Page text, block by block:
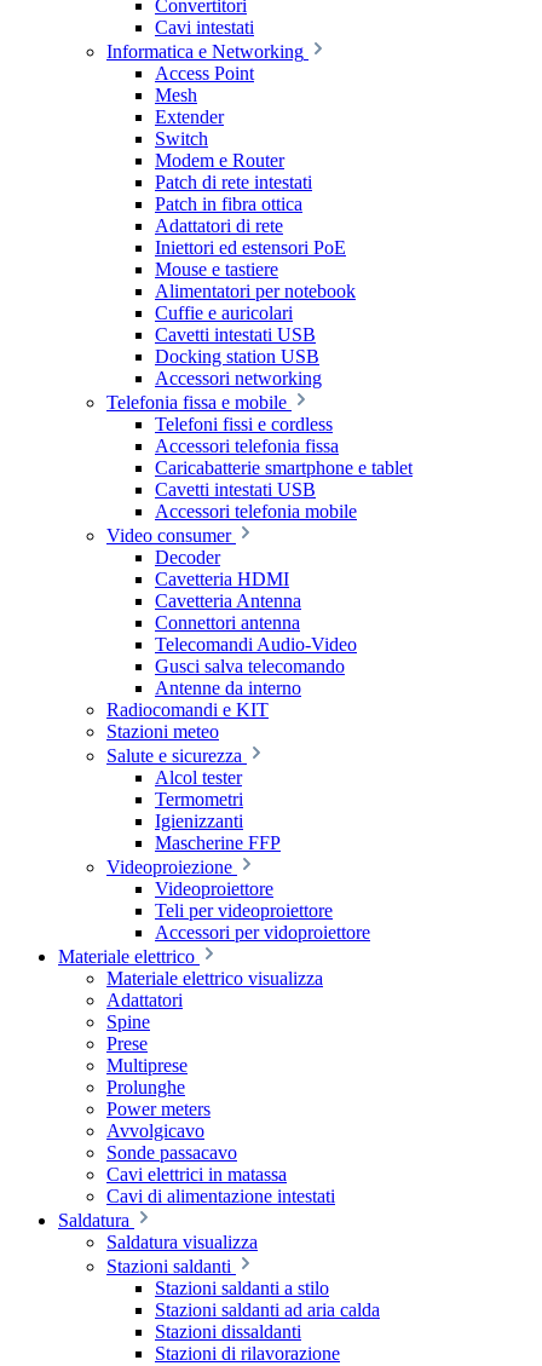
Convertitori
Cavi intestati
Informatica e Networking
Access Point
Mesh
Extender
Switch
Modem e Router
Patch di rete intestati
Patch in fibra ottica
Adattatori di rete
Iniettori ed estensori PoE
Mouse e tastiere
Alimentatori per notebook
Cuffie e auricolari
Cavetti intestati USB
Docking station USB
Accessori networking
Telefonia fissa e mobile
Telefoni fissi e cordless
Accessori telefonia fissa
Caricabatterie smartphone e tablet
Cavetti intestati USB
Accessori telefonia mobile
Video consumer
Decoder
Cavetteria HDMI
Cavetteria Antenna
Connettori antenna
Telecomandi Audio-Video
Gusci salva telecomando
Antenne da interno
Radiocomandi e KIT
Stazioni meteo
Salute e sicurezza
Alcol tester
Termometri
Igienizzanti
Mascherine FFP
Videoproiezione
Videoproiettore
Teli per videoproiettore
Accessori per vidoproiettore
Materiale elettrico
Materiale elettrico visualizza
Adattatori
Spine
Prese
Multiprese
Prolunghe
Power meters
Avvolgicavo
Sonde passacavo
Cavi elettrici in matassa
Cavi di alimentazione intestati
Saldatura
Saldatura visualizza
Stazioni saldanti
Stazioni saldanti a stilo
Stazioni saldanti ad aria calda
Stazioni dissaldanti
Stazioni di rilavorazione